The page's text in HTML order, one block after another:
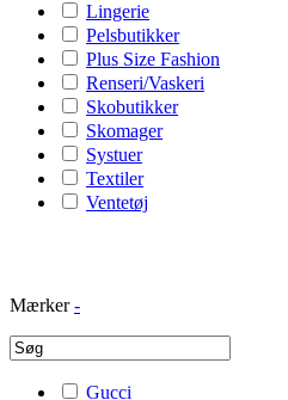
Lingerie
Pelsbutikker
Plus Size Fashion
Renseri/Vaskeri
Skobutikker
Skomager
Systuer
Textiler
Ventetøj
Mærker -
Gucci